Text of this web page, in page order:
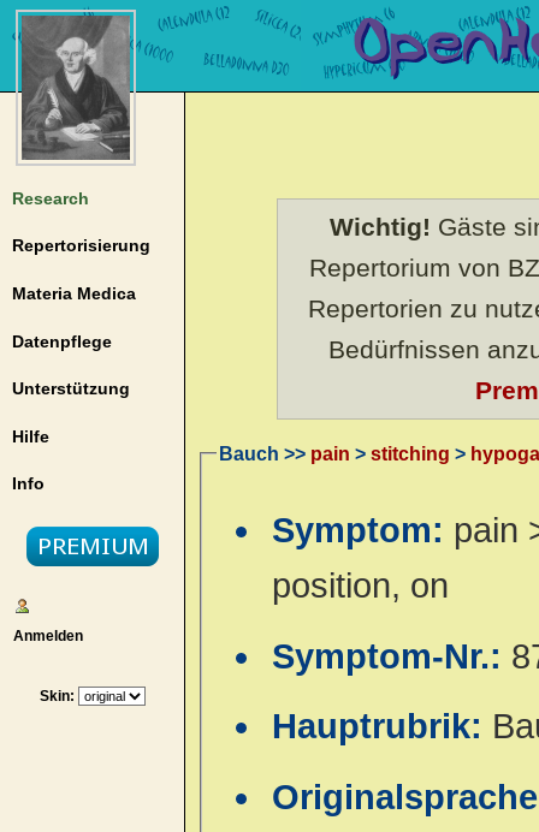
Research
Repertorisierung
Materia Medica
Datenpflege
Unterstützung
Hilfe
Info
Anmelden
Skin:
Wichtig! Gäste
Repertorium von
Repertorien zu
Bedürfnissen
Bauch >> pain > stitching >
Symptom: pain
position, on
Symptom-Nr.:
Hauptrubrik: